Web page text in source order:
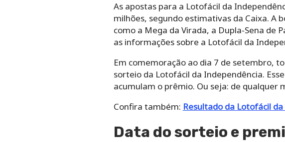
As apostas para a Lotofácil da
milhões, segundo estimativas da Caixa. A
como a Mega da Virada, a Dupla-Sena de
as informações sobre a Lotofácil da
Em comemoração ao dia 7 de setembro,
sorteio da Lotofácil da Independência.
acumulam o prêmio. Ou seja: de
Confira também: Resultado da Lotofácil
Data do sorteio e